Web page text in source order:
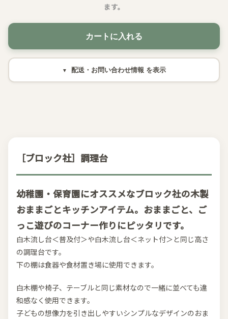
ます。
カートに入れる
配送・お問い合わせ情報
［ブロック社］調理台
幼稚園・保育園にオススメなブロック社の木製
おままごとキッチンアイテム。おままごと、ご
っこ遊びのコーナー作りにピッタリです。
白木流し台＜普及付＞や白木流し台＜ネット付＞と同じ高さ
の調理台です。
下の棚は食器や食材置き場に使用できます。
白木棚や椅子、テーブルと同じ素材なので一緒に並べても違
和感なく使用できます。
子どもの想像力を引き出しやすいシンプルなデザインのおま